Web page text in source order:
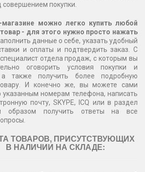
покупки.
можно легко купить любой
- для этого нужно просто нажать
данные о себе, указать удобный
и оплаты и подтвердить заказ. С
отдела продаж, с которым вы
оговорить условия покупки и
а также получить более подробную
И конечно же, вы можете сами
указанным номерам телефона, написать
почту, SKYPE, ICQ или в раздел
образом получить ответы на все
ТОВАРОВ, ПРИСУТСТВУЮЩИХ
В НАЛИЧИИ НА СКЛАДЕ: